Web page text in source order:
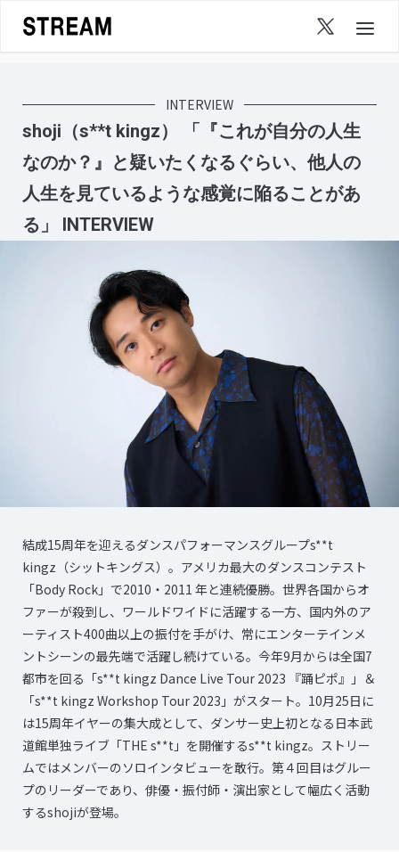
content
INTERVIEW
shoji（s**t kingz） 「『これが自分の人生
なのか？』と疑いたくなるぐらい、他人の
人生を見ているような感覚に陥ることがあ
る」 INTERVIEW
結成15周年を迎えるダンスパフォーマンスグループs**t
kingz（シットキングス）。アメリカ最大のダンスコンテスト
「Body Rock」で2010・2011 年と連続優勝。世界各国からオ
ファーが殺到し、ワールドワイドに活躍する一方、国内外のア
ーティスト400曲以上の振付を手がけ、常にエンターテインメ
ントシーンの最先端で活躍し続けている。今年9月からは全国7
都市を回る「s**t kingz Dance Live Tour 2023 『踊ピポ』」＆
「s**t kingz Workshop Tour 2023」がスタート。10月25日に
は15周年イヤーの集大成として、ダンサー史上初となる日本武
道館単独ライブ「THE s**t」を開催するs**t kingz。ストリー
ムではメンバーのソロインタビューを敢行。第４回目はグルー
プのリーダーであり、俳優・振付師・演出家として幅広く活動
するshojiが登場。